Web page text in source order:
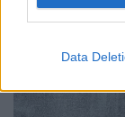
Data